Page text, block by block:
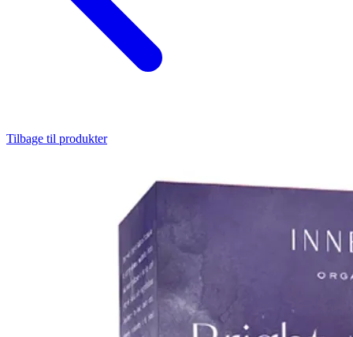
Tilbage til produkter